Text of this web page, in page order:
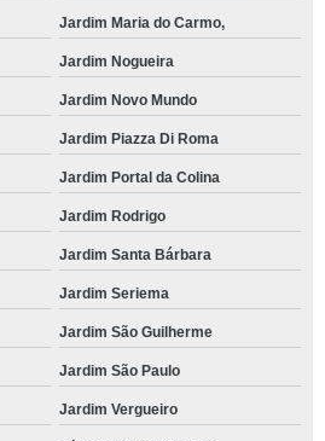
Jardim Maria do Carmo,
Jardim Nogueira
Jardim Novo Mundo
Jardim Piazza Di Roma
Jardim Portal da Colina
Jardim Rodrigo
Jardim Santa Bárbara
Jardim Seriema
Jardim São Guilherme
Jardim São Paulo
Jardim Vergueiro